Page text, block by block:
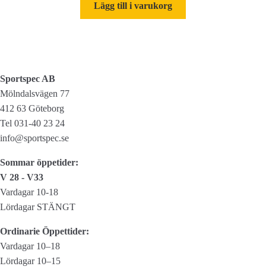
Lägg till i varukorg
Sportspec AB
Mölndalsvägen 77
412 63 Göteborg
Tel 031-40 23 24
info@sportspec.se
Sommar öppetider:
V 28 - V33
Vardagar 10-18
Lördagar STÄNGT
Ordinarie Öppettider:
Vardagar 10–18
Lördagar 10–15